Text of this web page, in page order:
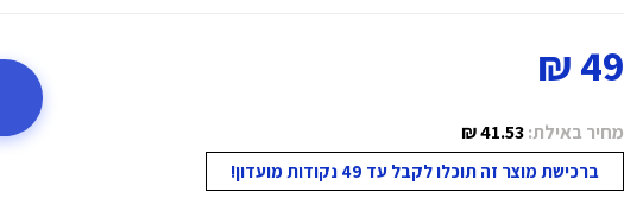
49 ₪
מחיר באילת:41.53 ₪
ברכישת מוצר זה תוכלו לקבל עד 49 נקודות מועדון!